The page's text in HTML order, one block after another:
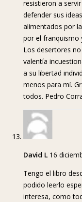
resistieron a
defender sus
alimentados por
por el franquismo
Los desertores
valentía
a su libertad
menos para mí.
todos. Pedro
David L 16
Tengo el libro
podido leerlo
interesa, como